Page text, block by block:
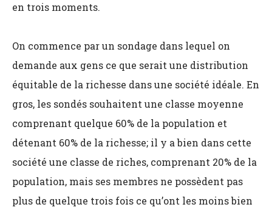
en trois moments.
On commence par un sondage dans lequel on
demande aux gens ce que serait une distribution
équitable de la richesse dans une société idéale. En
gros, les sondés souhaitent une classe moyenne
comprenant quelque 60% de la population et
détenant 60% de la richesse; il y a bien dans cette
société une classe de riches, comprenant 20% de la
population, mais ses membres ne possèdent pas
plus de quelque trois fois ce qu’ont les moins bien